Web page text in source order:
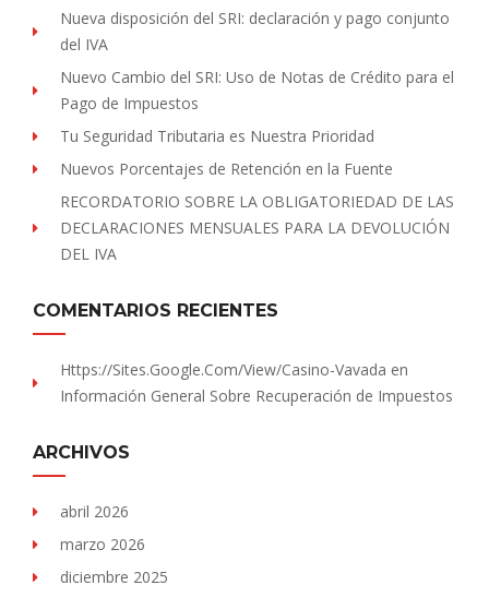
Nueva disposición del SRI: declaración y pago conjunto
del IVA
Nuevo Cambio del SRI: Uso de Notas de Crédito para el
Pago de Impuestos
Tu Seguridad Tributaria es Nuestra Prioridad
Nuevos Porcentajes de Retención en la Fuente
RECORDATORIO SOBRE LA OBLIGATORIEDAD DE LAS
DECLARACIONES MENSUALES PARA LA DEVOLUCIÓN
DEL IVA
COMENTARIOS RECIENTES
Https://sites.Google.com/view/Casino-Vavada en
Información General Sobre Recuperación de Impuestos
ARCHIVOS
abril 2026
marzo 2026
diciembre 2025